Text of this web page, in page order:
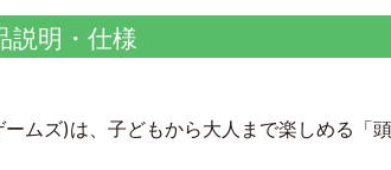
説明・仕様
ムズ)は、子どもから大人まで楽しめる「